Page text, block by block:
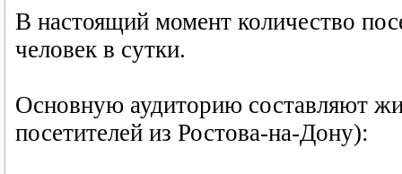
В настоящий момент количество
человек в сутки.
Основную аудиторию составляют
посетителей из Ростова-на-Дону):